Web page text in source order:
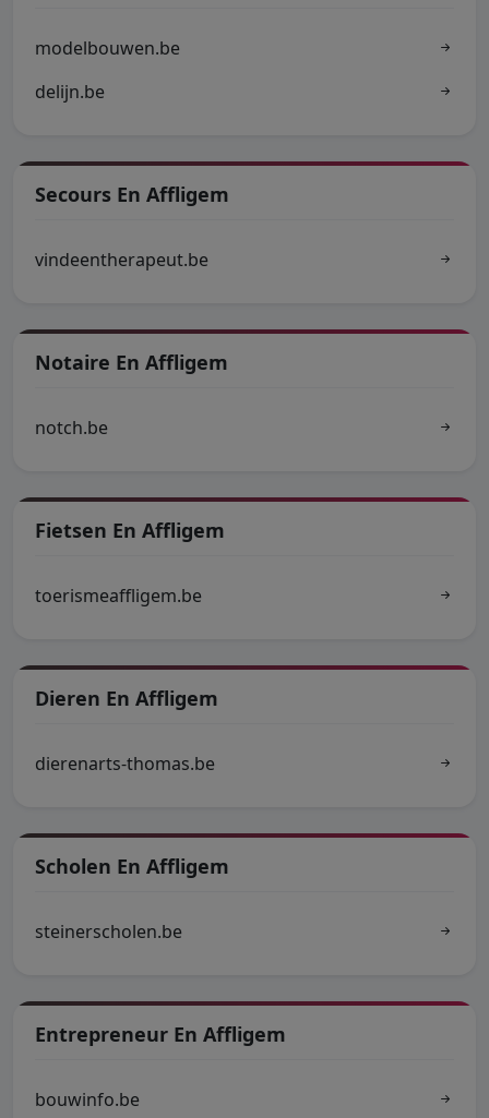
modelbouwen.be
delijn.be
Secours En Affligem
vindeentherapeut.be
Notaire En Affligem
notch.be
Fietsen En Affligem
toerismeaffligem.be
Dieren En Affligem
dierenarts-thomas.be
Scholen En Affligem
steinerscholen.be
Entrepreneur En Affligem
bouwinfo.be